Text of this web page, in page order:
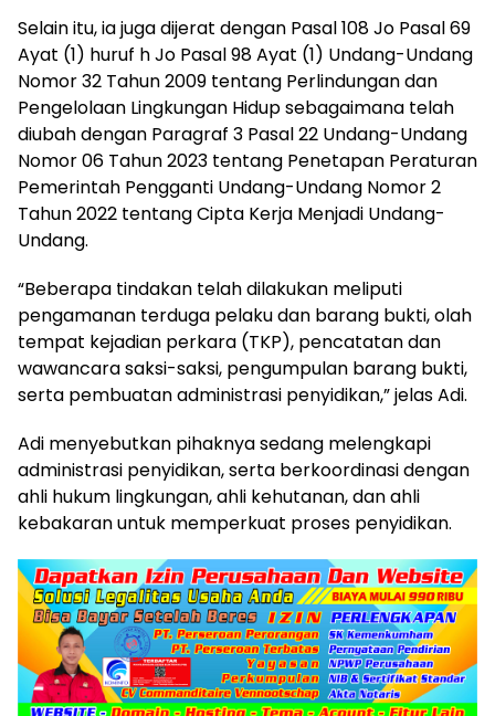
Selain itu, ia juga dijerat dengan Pasal 108 Jo Pasal 69
Ayat (1) huruf h Jo Pasal 98 Ayat (1) Undang-Undang
Nomor 32 Tahun 2009 tentang Perlindungan dan
Pengelolaan Lingkungan Hidup sebagaimana telah
diubah dengan Paragraf 3 Pasal 22 Undang-Undang
Nomor 06 Tahun 2023 tentang Penetapan Peraturan
Pemerintah Pengganti Undang-Undang Nomor 2
Tahun 2022 tentang Cipta Kerja Menjadi Undang-
Undang.
“Beberapa tindakan telah dilakukan meliputi
pengamanan terduga pelaku dan barang bukti, olah
tempat kejadian perkara (TKP), pencatatan dan
wawancara saksi-saksi, pengumpulan barang bukti,
serta pembuatan administrasi penyidikan,” jelas Adi.
Adi menyebutkan pihaknya sedang melengkapi
administrasi penyidikan, serta berkoordinasi dengan
ahli hukum lingkungan, ahli kehutanan, dan ahli
kebakaran untuk memperkuat proses penyidikan.